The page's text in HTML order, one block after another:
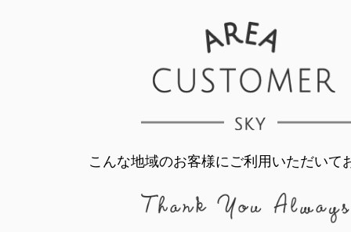
こんな地域のお客様にご利用いただいて